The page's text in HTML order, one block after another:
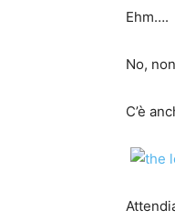
Ehm….
No,
C’è